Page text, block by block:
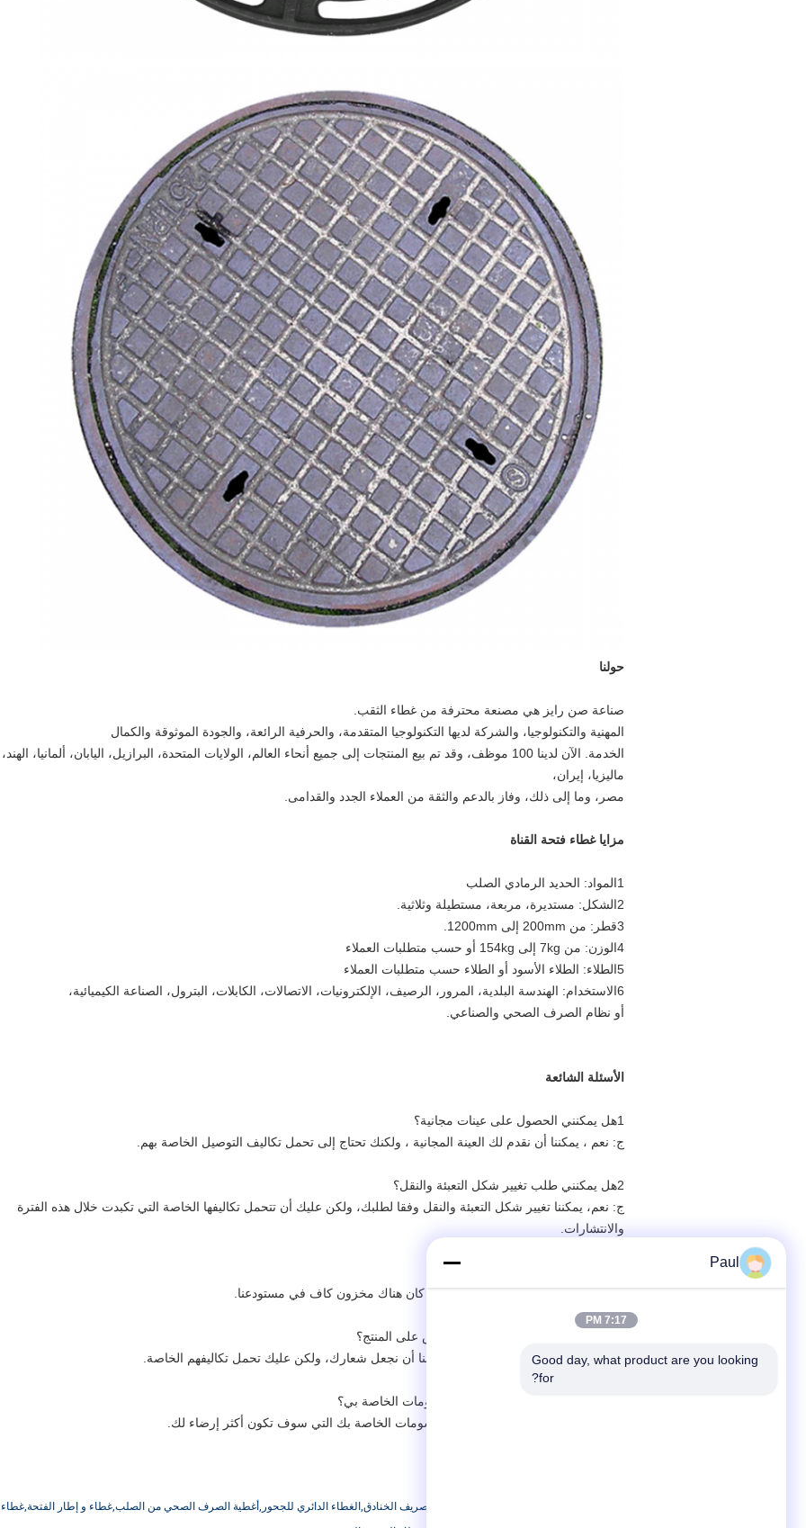
حولنا
صناعة صن رايز هي مصنعة محترفة من غطاء الثقب.
المهنية والتكنولوجيا، والشركة لديها التكنولوجيا المتقدمة، والحرفية الرائعة، والجودة الموثوقة والكمال
الخدمة. الآن لدينا 100 موظف، وقد تم بيع المنتجات إلى جميع أنحاء العالم، الولايات المتحدة، البرازيل، اليابان، ألمانيا، الهند،
ماليزيا، إيران،
مصر، وما إلى ذلك، وفاز بالدعم والثقة من العملاء الجدد والقدامى.
مزايا غطاء فتحة القناة
1المواد: الحديد الرمادي الصلب
2الشكل: مستديرة، مربعة، مستطيلة وثلاثية.
3قطر: من 200mm إلى 1200mm.
4الوزن: من 7kg إلى 154kg أو حسب متطلبات العملاء
5الطلاء: الطلاء الأسود أو الطلاء حسب متطلبات العملاء
6الاستخدام: الهندسة البلدية، المرور، الرصيف، الإلكترونيات، الاتصالات، الكابلات، البترول، الصناعة الكيميائية،
أو نظام الصرف الصحي والصناعي.
الأسئلة الشائعة
1هل يمكنني الحصول على عينات مجانية؟
ج: نعم ، يمكننا أن نقدم لك العينة المجانية ، ولكنك تحتاج إلى تحمل تكاليف التوصيل الخاصة بهم.
2هل يمكنني طلب تغيير شكل التعبئة والنقل؟
ج: نعم، يمكننا تغيير شكل التعبئة والنقل وفقا لطلبك، ولكن عليك أن تتحمل تكاليفها الخاصة التي تكبدت خلال هذه الفترة
والانتشارات.
ج: يجب أن يكون ذلك يعتمد على ما إذا كان هناك مخزون كاف في مستودعنا.
ج: نعم، يمكنك إرسال رسمتك لنا ويمكننا أن نجعل شعارك، ولكن عليك تحمل تكاليفهم الخاصة.
ج: نعم، يمكننا إنتاج المنتجات وفقا للرسومات الخاصة بك التي سوف تكون أكثر إرضاء لك.
غطاء فتحة القناة من الحديد الزهري,شبكات تصريف الخنادق,الغطاء الدائري للجحور,أغطية الصرف الصحي من الصلب,غطاء و إطار الفتحة,غطاء
Paul
7:17 PM
Good day, what product are you looking
for?